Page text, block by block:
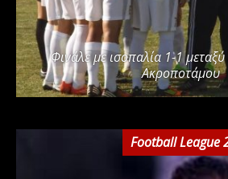
Φινάλε με ισοπαλία 1-1
Ακροποτάμου
Football League